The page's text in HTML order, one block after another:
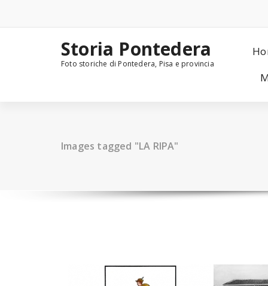
content
Storia Pontedera
Foto storiche di Pontedera, Pisa e provincia
Images tagged "LA RIPA"